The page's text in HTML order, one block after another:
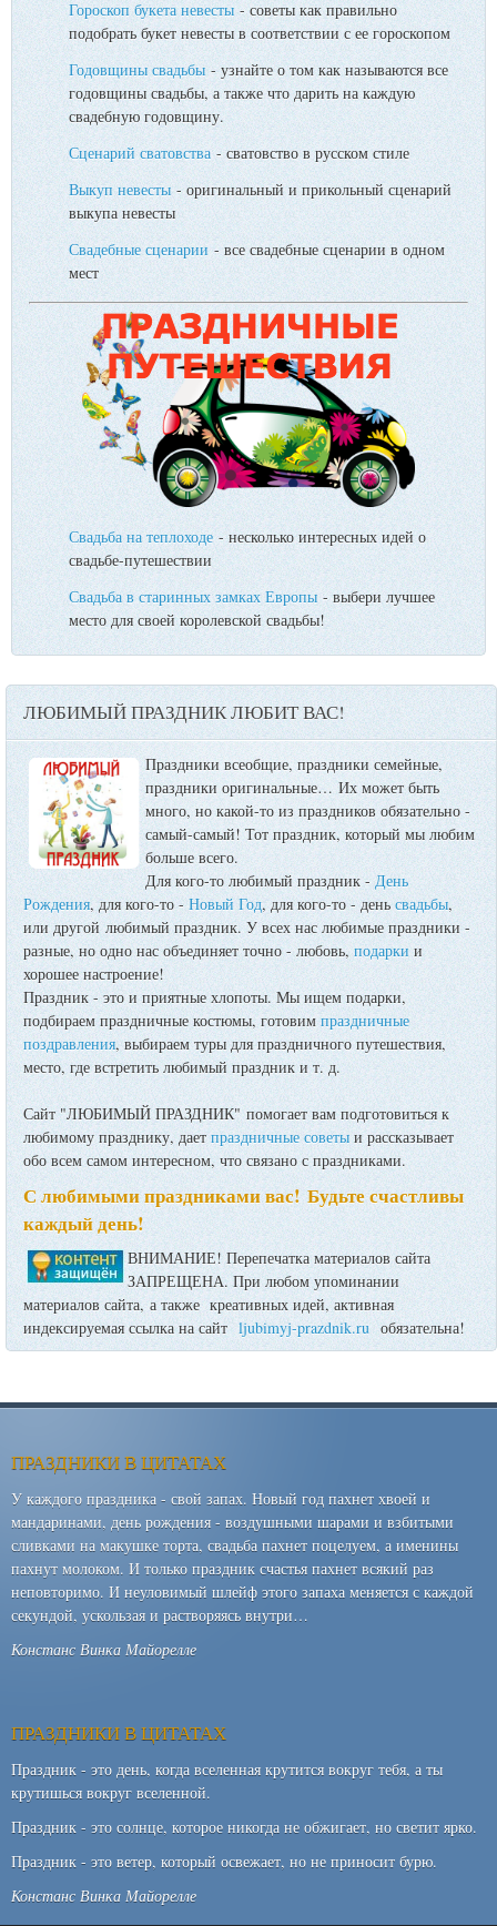
Гороскоп букета невесты- советы как правильно
подобрать букет невесты в соответствии с ее гороскопом
Годовщины свадьбы- узнайте о том как называются все
годовщины свадьбы, а также что дарить на каждую
свадебную годовщину.
Сценарий сватовства- сватовство в русском стиле
Выкуп невесты- оригинальный и прикольный сценарий
выкупа невесты
Свадебные сценарии- все свадебные сценарии в одном
мест
Свадьба на теплоходе - несколько интересных идей о
свадьбе-путешествии
Свадьба в старинных замках Европы - выбери лучшее
место для своей королевской свадьбы!
ЛЮБИМЫЙ ПРАЗДНИК ЛЮБИТ ВАС!
Праздники всеобщие, праздники семейные,
праздники оригинальные… Их может быть
много, но какой-то из праздников обязательно -
самый-самый! Тот праздник, который мы любим
больше всего.
Для кого-то любимый праздник - День
Рождения, для кого-то -Новый Год, для кого-то - деньсвадьбы,
или другой любимый праздник. У всех нас любимые праздники -
разные, но одно нас объединяет точно - любовь,подарки и
хорошее настроение!
Праздник - это и приятные хлопоты. Мы ищем подарки,
подбираем праздничные костюмы, готовимпраздничные
поздравления, выбираем туры для праздничного путешествия,
место, где встретить любимый праздник и т. д.
Сайт "ЛЮБИМЫЙ ПРАЗДНИК" помогает вам подготовиться к
любимому празднику, даетпраздничные советы и рассказывает
обо всем самом интересном, что связано с праздниками.
С любимыми праздниками вас! Будьте счастливы
каждый день!
ВНИМАНИЕ! Перепечатка материалов сайта
ЗАПРЕЩЕНА. При любом упоминании
материалов сайта, а также креативных идей, активная
индексируемая ссылка на сайт ljubimyj-prazdnik.ruобязательна!
ПРАЗДНИКИ В ЦИТАТАХ
У каждого праздника - свой запах. Новый год пахнет хвоей и
мандаринами, день рождения - воздушными шарами и взбитыми
сливками на макушке торта, свадьба пахнет поцелуем, а именины
пахнут молоком. И только праздник счастья пахнет всякий раз
неповторимо. И неуловимый шлейф этого запаха меняется с каждой
секундой, ускользая и растворяясь внутри…
Констанс Винка Майорелле
ПРАЗДНИКИ В ЦИТАТАХ
Праздник - это день, когда вселенная крутится вокруг тебя, а ты
крутишься вокруг вселенной.
Праздник - это солнце, которое никогда не обжигает, но светит ярко.
Праздник - это ветер, который освежает, но не приносит бурю.
Констанс Винка Майорелле